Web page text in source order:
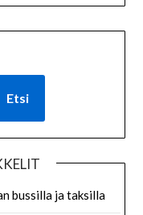
Etsi
bussilla ja taksilla